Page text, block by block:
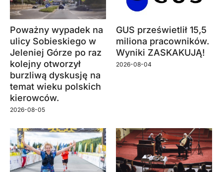
Poważny wypadek na
ulicy Sobieskiego w
Jeleniej Górze po raz
kolejny otworzył
burzliwą dyskusję na
temat wieku polskich
kierowców.
2026-08-05
GUS prześwietlił 15,5
miliona pracowników.
Wyniki ZASKAKUJĄ!
2026-08-04